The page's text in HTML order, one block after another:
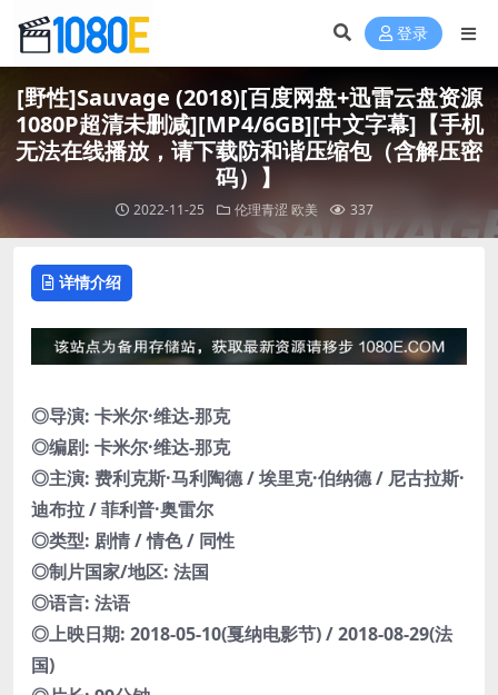
登录
[野性]Sauvage (2018)[百度网盘+迅雷云盘资源
1080P超清未删减][MP4/6GB][中文字幕]【手机
无法在线播放，请下载防和谐压缩包（含解压密
码）】
2022-11-25 伦理青涩 欧美 337
详情介绍
◎导演: 卡米尔·维达-那克
◎编剧: 卡米尔·维达-那克
◎主演: 费利克斯·马利陶德 / 埃里克·伯纳德 / 尼古拉斯·
迪布拉 / 菲利普·奥雷尔
◎类型: 剧情 / 情色 / 同性
◎制片国家/地区: 法国
◎语言: 法语
◎上映日期: 2018-05-10(戛纳电影节) / 2018-08-29(法
国)